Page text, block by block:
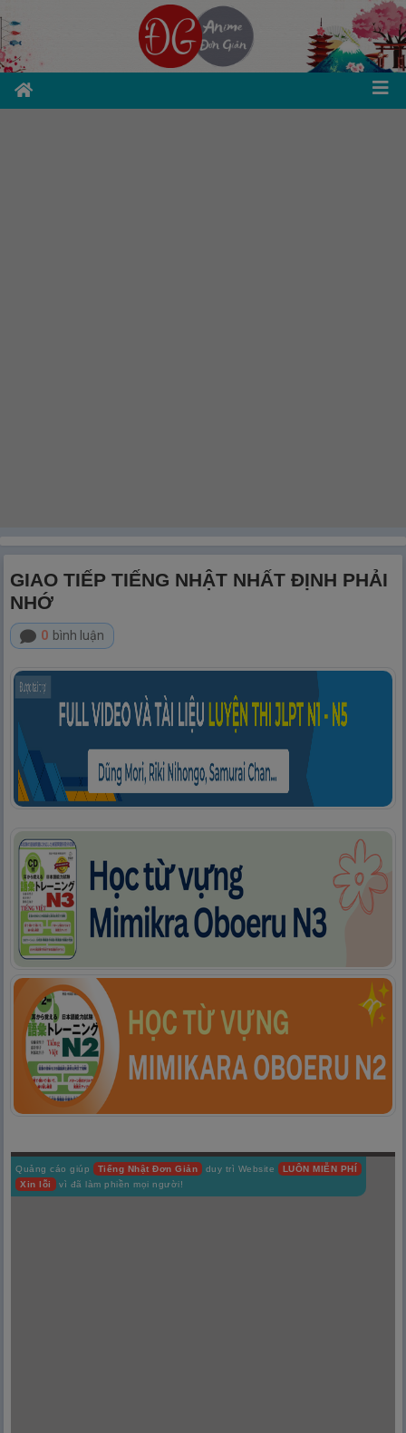
GIAO TIẾP TIẾNG NHẬT NHẤT ĐỊNH PHẢI
NHỚ
0 bình luận
Quảng cáo giúp Tiếng Nhật Đơn Giản duy trì Website
LUÔN MIỄN PHÍ
Xin lỗi
vì đã làm phiền mọi người!